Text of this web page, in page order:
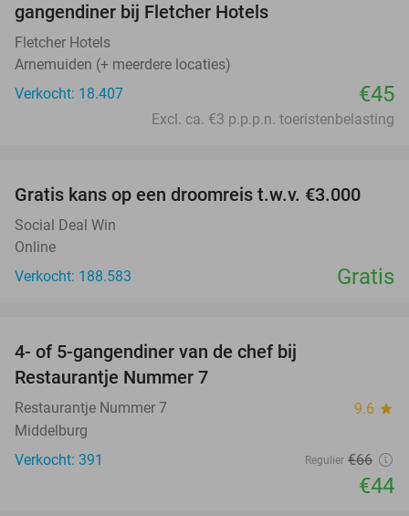
gangendiner bij Fletcher Hotels
Fletcher Hotels
Arnemuiden (+ meerdere locaties)
Verkocht: 18.407
€45
Excl. ca. €3 p.p.p.n. toeristenbelasting
Gratis kans op een droomreis t.w.v. €3.000
Social Deal Win
Online
Verkocht: 188.583
Gratis
4- of 5-gangendiner van de chef bij
Restaurantje Nummer 7
Restaurantje Nummer 7 9.6 star
Middelburg
Verkocht: 391
Regulier €66
€44